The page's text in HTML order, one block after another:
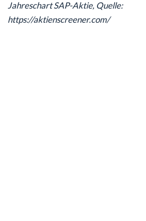
Jahreschart SAP-Aktie, Quelle:
https://aktienscreener.com/